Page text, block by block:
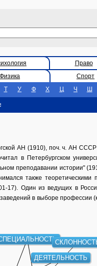
Право
Физика Спорт
Т У Ф Х Ц Ч Ш
АН (1910), поч. ч. АН
в Петербургском
преподавании истории"
также теоретическими
17). Один из ведущих в
в выборе профессии
ДЕЯТЕЛЬНОСТЬ